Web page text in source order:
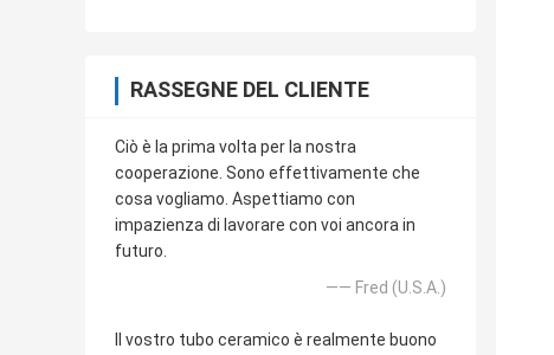
RASSEGNE DEL CLIENTE
Ciò è la prima volta per la nostra
cooperazione. Sono effettivamente che
cosa vogliamo. Aspettiamo con
impazienza di lavorare con voi ancora in
futuro.
—— Fred (U.S.A.)
Il vostro tubo ceramico è realmente buono